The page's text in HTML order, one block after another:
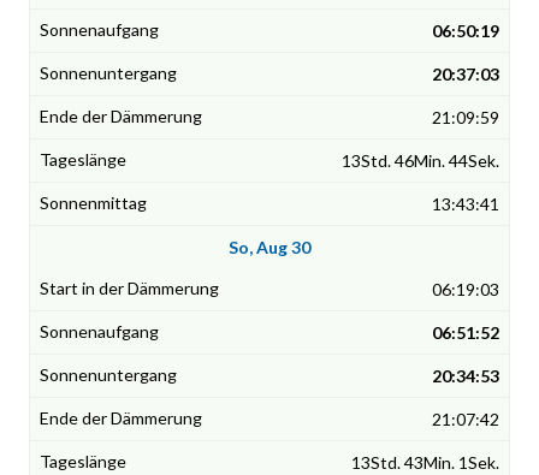
06:50:19
20:37:03
21:09:59
13Std. 46Min. 44Sek.
13:43:41
So, Aug 30
06:19:03
06:51:52
20:34:53
21:07:42
13Std. 43Min. 1Sek.